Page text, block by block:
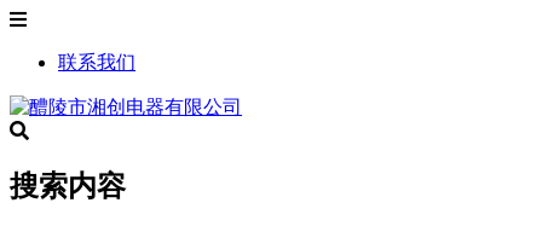
联系我们
搜索内容